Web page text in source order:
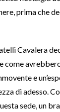
prima che
Cavalera
come
e
di adesso.
sede, un